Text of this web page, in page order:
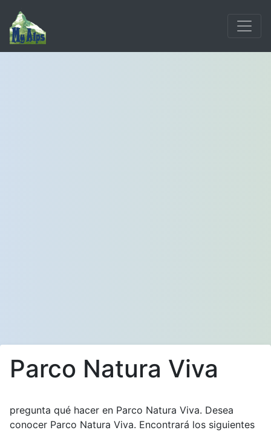
Parco Natura Viva
pregunta qué hacer en Parco Natura Viva. Desea
conocer Parco Natura Viva. Encontrará los siguientes